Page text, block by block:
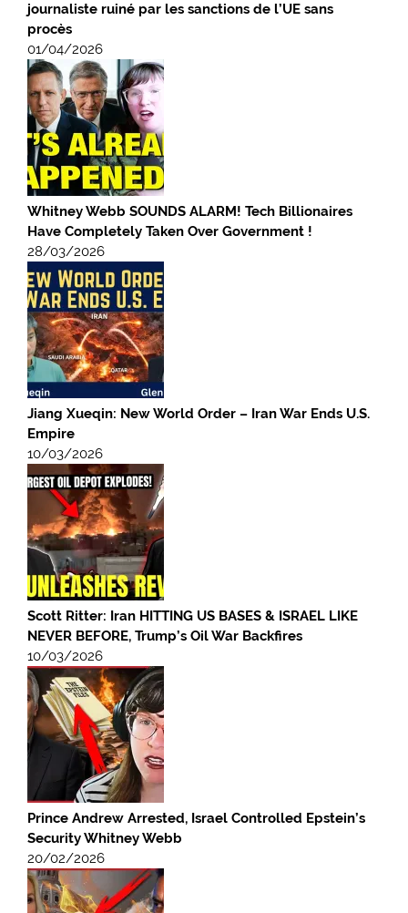
journaliste ruiné par les sanctions de l’UE sans
procès
01/04/2026
Whitney Webb SOUNDS ALARM! Tech Billionaires
Have Completely Taken Over Government !
28/03/2026
Jiang Xueqin: New World Order – Iran War Ends U.S.
Empire
10/03/2026
Scott Ritter: Iran HITTING US BASES & ISRAEL LIKE
NEVER BEFORE, Trump’s Oil War Backfires
10/03/2026
Prince Andrew Arrested, Israel Controlled Epstein’s
Security Whitney Webb
20/02/2026